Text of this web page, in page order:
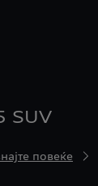
SUV
повеќе